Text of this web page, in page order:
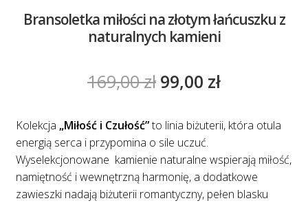
Bransoletka miłości na złotym łańcuszku z
naturalnych kamieni
169,00zł Pierwotna
wynosiła:
169,00 zł.
99,00 złAktualna
wynosi:
99,00 zł.
Kolekcja „Miłość i Czułość”to linia biżuterii, która otula
energią serca i przypomina o sile uczuć.
Wyselekcjonowane kamienie naturalne wspierają miłość,
namiętność i wewnętrzną harmonię, a dodatkowe
zawieszki nadają biżuterii romantyczny, pełen blasku